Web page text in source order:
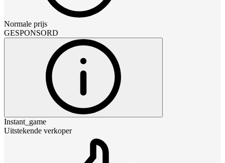
Normale prijs
GESPONSORD
Instant_game
Uitstekende verkoper